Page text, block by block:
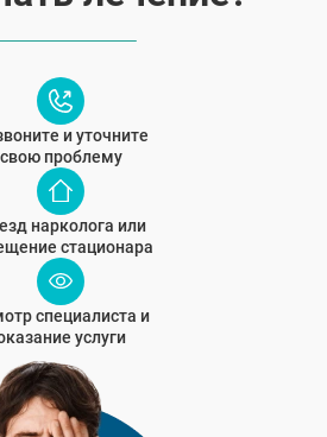
и уточните
свою проблему
нарколога или
стационара
специалиста и
услуги